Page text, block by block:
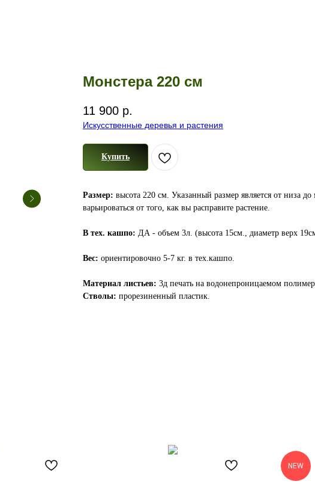
Монстера 220 см
11 900 р.
Искусственные деревья и растения
Купить
Размер: высота 220 см. Указанный размер является от низа
варьироваться от того, как вы расправите растение.
В тех. кашпо: ДА - объем 3л. (высота 15см., диаметр верх
Вес: ориентировочно 5-7 кг. в тех.кашпо.
Материал листьев: 3д печать на водонепроницаемом
Стволы: прорезиненный пластик.
NEW